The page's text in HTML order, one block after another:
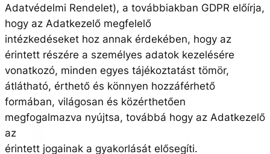
Adatvédelmi Rendelet), a továbbiakban GDPR előírja,
hogy az Adatkezelő megfelelő
intézkedéseket hoz annak érdekében, hogy az
érintett részére a személyes adatok kezelésére
vonatkozó, minden egyes tájékoztatást tömör,
átlátható, érthető és könnyen hozzáférhető
formában, világosan és közérthetően
megfogalmazva nyújtsa, továbbá hogy az Adatkezelő
az
érintett jogainak a gyakorlását elősegíti.